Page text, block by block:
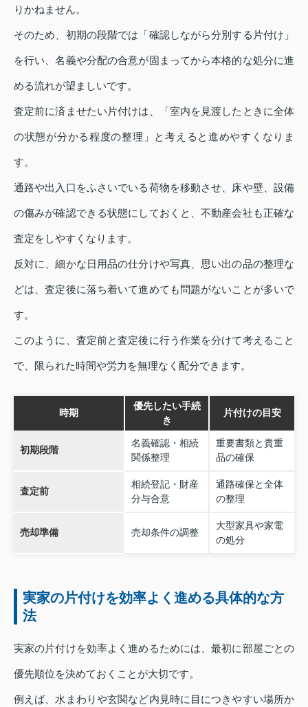
りかねません。
そのため、初期の段階では「確認しながら分別する片付け」
を行い、名義や分配の合意が固まってから本格的な処分に進
める流れが望ましいです。
査定前に済ませたい片付けは、「室内を見渡したときに全体
の状態が分かる程度の整理」と考えると進めやすくなりま
す。
通路や出入口をふさいでいる荷物を移動させ、床や壁、設備
の傷みが確認できる状態にしておくと、不動産会社も正確な
査定をしやすくなります。
反対に、細かな日用品の仕分けや写真、思い出の品の整理な
どは、査定後に落ち着いて進めても問題がないことが多いで
す。
このように、査定前と査定後に行う作業を分けて考えること
で、限られた時間や労力を無理なく配分できます。
時期
優先したい手続
き
片付けの目安
初期段階
名義確認・相続
関係整理
重要書類と貴重
品の確保
査定前
相続登記・財産
分与合意
通路確保と全体
の整理
売却準備 売却条件の調整
大型家具や家電
の処分
実家の片付けを効率よく進める具体的な方
法
実家の片付けを効率よく進めるためには、最初に部屋ごとの
優先順位を決めておくことが大切です。
例えば、水まわりや玄関など内見時に目につきやすい場所か